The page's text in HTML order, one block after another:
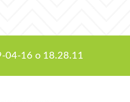
04-16 o 18.28.11